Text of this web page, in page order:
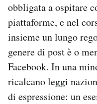
obbligata a ospitare
piattaforme, e nel
insieme un lungo
genere di post è o
Facebook. In una
ricalcano leggi
di espressione: un